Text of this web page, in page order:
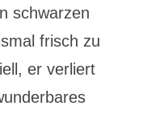
schwarzen
frisch zu
er verliert